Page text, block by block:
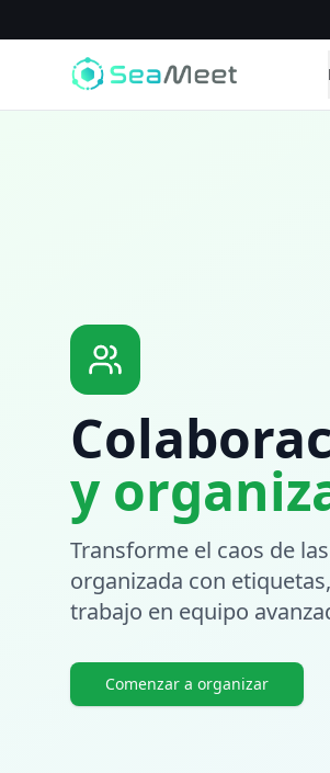
y
Transforme el caos de
organizada con
trabajo en equipo
Comenzar a organizar